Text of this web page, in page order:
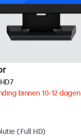
binnen 10-12 dagen
(Full HD)